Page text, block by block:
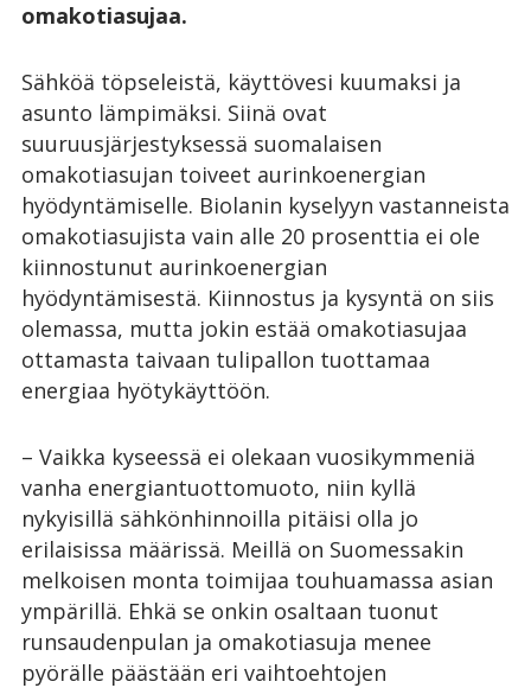
omakotiasujaa.
Sähköä töpseleistä, käyttövesi kuumaksi ja
asunto lämpimäksi. Siinä ovat
suuruusjärjestyksessä suomalaisen
omakotiasujan toiveet aurinkoenergian
hyödyntämiselle. Biolanin kyselyyn vastanneista
omakotiasujista vain alle 20 prosenttia ei ole
kiinnostunut aurinkoenergian
hyödyntämisestä. Kiinnostus ja kysyntä on siis
olemassa, mutta jokin estää omakotiasujaa
ottamasta taivaan tulipallon tuottamaa
energiaa hyötykäyttöön.
– Vaikka kyseessä ei olekaan vuosikymmeniä
vanha energiantuottomuoto, niin kyllä
nykyisillä sähkönhinnoilla pitäisi olla jo
erilaisissa määrissä. Meillä on Suomessakin
melkoisen monta toimijaa touhuamassa asian
ympärillä. Ehkä se onkin osaltaan tuonut
runsaudenpulan ja omakotiasuja menee
pyörälle päästään eri vaihtoehtojen